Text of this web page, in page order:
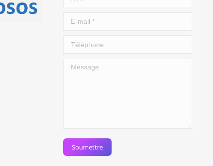
E-mail *
Téléphone
Message
Soumettre